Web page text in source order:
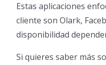
Estas aplicaciones
cliente son Olark,
disponibilidad
Si quieres saber más